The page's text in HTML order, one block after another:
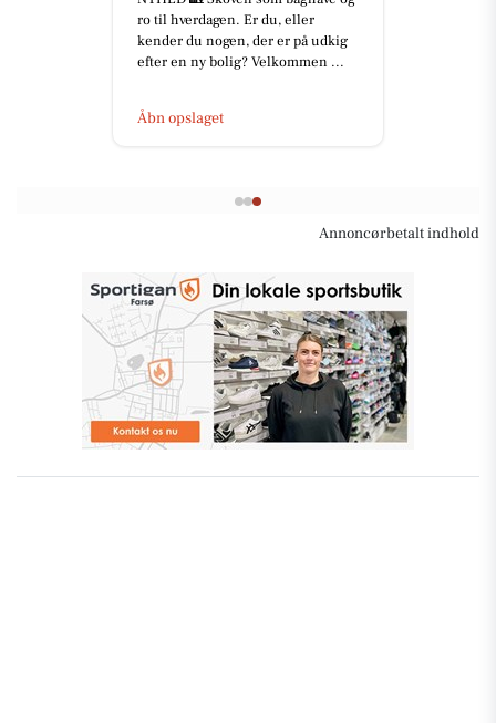
ro til hverdagen. Er du, eller
kender du nogen, der er på udkig
efter en ny bolig? Velkommen ...
Åbn opslaget
Annoncørbetalt indhold